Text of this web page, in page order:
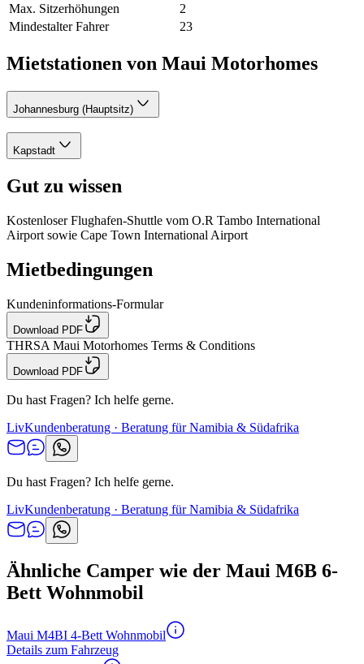
Max. Sitzerhöhungen
2
Mindestalter Fahrer
23
Mietstationen von Maui Motorhomes
Johannesburg (Hauptsitz)
Kapstadt
Gut zu wissen
Kostenloser Flughafen-Shuttle vom O.R Tambo International
Airport sowie Cape Town International Airport
Mietbedingungen
Kundeninformations-Formular
Download PDF
THRSA Maui Motorhomes Terms & Conditions
Download PDF
Du hast Fragen? Ich helfe gerne.
LivKundenberatung · Beratung für Namibia & Südafrika
Du hast Fragen? Ich helfe gerne.
LivKundenberatung · Beratung für Namibia & Südafrika
Ähnliche Camper wie der Maui M6B 6-
Bett Wohnmobil
Maui M4BI 4-Bett Wohnmobil
Details zum Fahrzeug